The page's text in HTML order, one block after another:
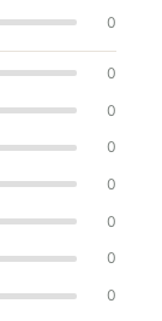
0
0
0
0
0
0
0
0